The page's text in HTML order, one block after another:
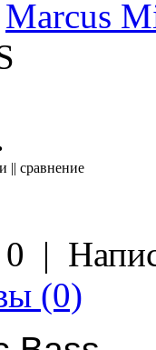
Marcus
|| сравнение
|
(0)